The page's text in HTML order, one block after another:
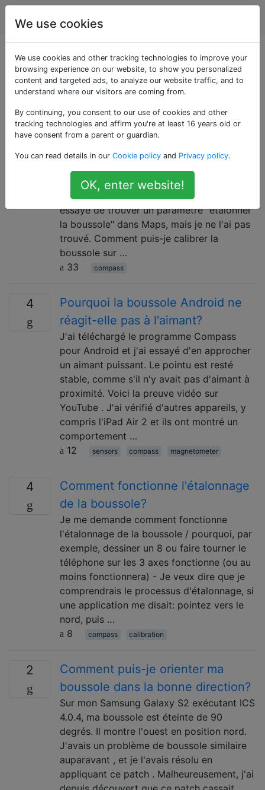
Android
Questions marquées
«compass»
4
Comment puis-je calibrer la
boussole sur mon téléphone?
Google Maps me demande parfois de
me suis empressé de le faire et maintenant,
la boussole semble un peu éteinte. J'ai
essayé de trouver un paramètre "étalonner
la boussole" dans Maps, mais je ne l'ai pas
trouvé. Comment puis-je calibrer la
boussole sur …
33
compass
4
Pourquoi la boussole Android ne
réagit-elle pas à l'aimant?
J'ai téléchargé le programme Compass
pour Android et j'ai essayé d'en approcher
un aimant puissant. Le pointu est resté
stable, comme s'il n'y avait pas d'aimant à
proximité. Voici la preuve vidéo sur
YouTube . J'ai vérifié d'autres appareils, y
compris l'iPad Air 2 et ils ont montré un
comportement …
12
sensors compass magnetometer
4
Comment fonctionne l'étalonnage
de la boussole?
Je me demande comment fonctionne
l'étalonnage de la boussole / pourquoi, par
exemple, dessiner un 8 ou faire tourner le
téléphone sur les 3 axes fonctionne (ou au
moins fonctionnera) - Je veux dire que je
comprendrais le processus d'étalonnage, si
une application me disait: pointez vers le
nord, puis …
8
compass calibration
2
Comment puis-je orienter ma
boussole dans la bonne direction?
Sur mon Samsung Galaxy S2 exécutant ICS
4.0.4, ma boussole est éteinte de 90
degrés. Il montre l'ouest en position nord.
J'avais un problème de boussole similaire
auparavant , et je l'avais résolu en
appliquant ce patch . Malheureusement, j'ai
We use cookies
We use cookies and other tracking technologies to improve your
browsing experience on our website, to show you personalized
content and targeted ads, to analyze our website traffic, and to
understand where our visitors are coming from.
By continuing, you consent to our use of cookies and other
tracking technologies and affirm you're at least 16 years old or
have consent from a parent or guardian.
You can read details in our Cookie policy and Privacy policy.
OK, enter website!